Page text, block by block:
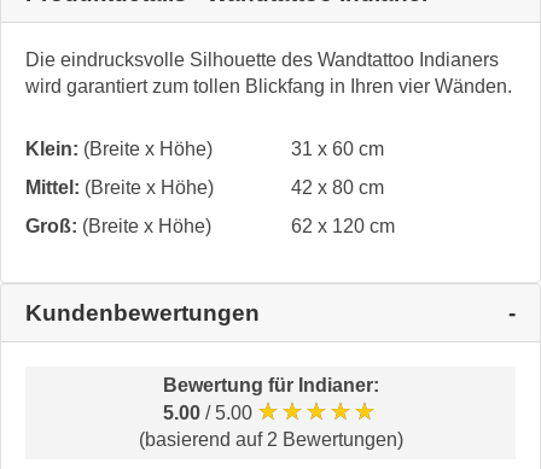
Die eindrucksvolle Silhouette des Wandtattoo Indianers
wird garantiert zum tollen Blickfang in Ihren vier Wänden.
Klein: (Breite x Höhe)
31 x 60 cm
Mittel: (Breite x Höhe)
42 x 80 cm
Groß: (Breite x Höhe) 62 x 120 cm
Kundenbewertungen
Bewertung für Indianer:
5.00 / 5.00 ★★★★★
(basierend auf 2 Bewertungen)